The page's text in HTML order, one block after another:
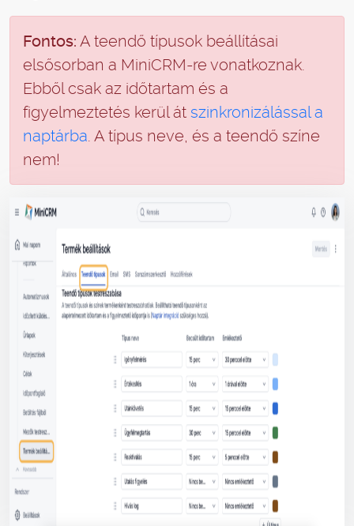
Fontos: A teendő típusok beállításai
elsősorban a MiniCRM-re vonatkoznak.
Ebből csak az időtartam és a
figyelmeztetés kerül át szinkronizálással a
naptárba. A típus neve, és a teendő színe
nem!